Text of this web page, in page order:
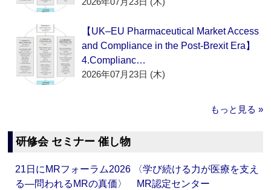
【UK–EU Pharmaceutical Market Access
and Compliance in the Post-Brexit Era】
4.Complianc…
2026年07月23日 (木)
もっと見る »
研修会 セミナー 催し物
21日にMRフォーラム2026 〈学び続ける力が医療を支え
る―問われるMRの真価〉 MR認定センター